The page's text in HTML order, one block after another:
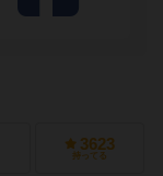
3623
持ってる